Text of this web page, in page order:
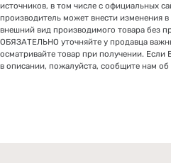
источников, в том числе с официальных
производитель может внести изменения
внешний вид производимого товара без
ОБЯЗАТЕЛЬНО уточняйте у продавца
осматривайте товар при получении.
в описании, пожалуйста, сообщите нам об